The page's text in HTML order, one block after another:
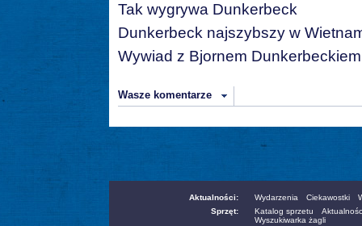
Tak wygrywa Dunkerbeck
Dunkerbeck najszybszy w
Wywiad z Bjornem
Wasze komentarze
Aktualności: Wydarzenia Ciekawostki
Sprzęt:
Katalog sprzetu
Wyszukiwarka żagli